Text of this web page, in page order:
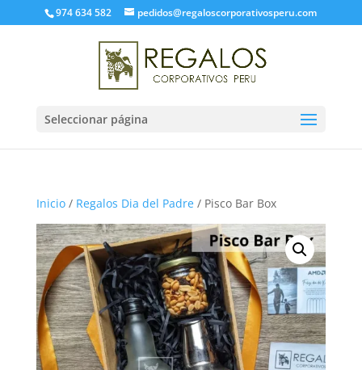
974 634 582 pedidos@regaloscorporativosperu.com
Seleccionar página
Inicio/ Regalos Dia del Padre/ Pisco Bar Box